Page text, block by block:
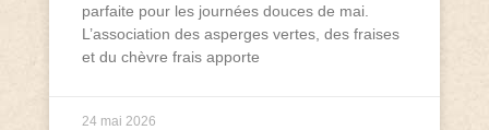
parfaite pour les journées douces de mai.
L’association des asperges vertes, des fraises
et du chèvre frais apporte
24 mai 2026